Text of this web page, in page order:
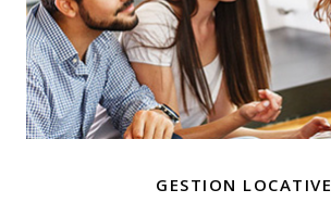
GESTION LOCATIVE